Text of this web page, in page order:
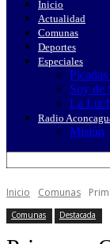
Inicio
Actualidad
Comunas
Deportes
Especiales
Soy de
La
Radio
Misión
Inicio Comunas
Comunas Destacada